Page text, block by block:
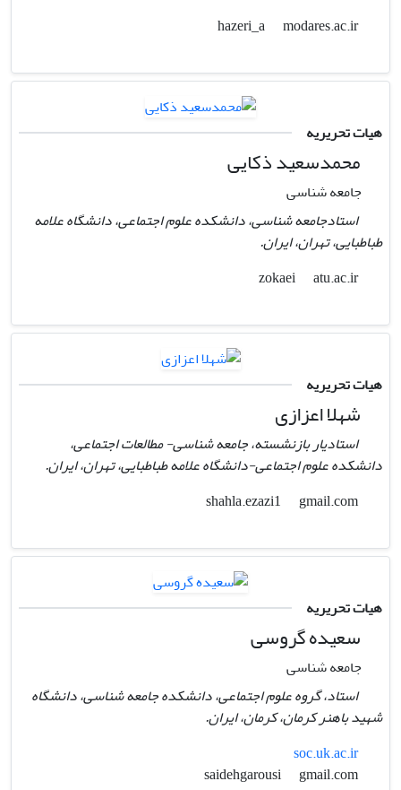
hazeri_a
modares.ac.ir
هیات تحریریه
محمدسعید ذکایی
جامعه شناسی
استادجامعه شناسی، دانشکده علوم اجتماعی، دانشگاه علامه
طباطبایی، تهران، ایران.
zokaei
atu.ac.ir
هیات تحریریه
شهلا اعزازی
استادیار بازنشسته، جامعه شناسی- مطالعات اجتماعی،
دانشکده علوم اجتماعی-دانشگاه علامه طباطبایی، تهران، ایران.
gmail.com
هیات تحریریه
سعیده گروسی
جامعه شناسی
استاد، گروه علوم اجتماعی، دانشکده جامعه شناسی، دانشگاه
شهید باهنر کرمان، کرمان، ایران.
soc.uk.ac.ir
gmail.com